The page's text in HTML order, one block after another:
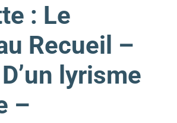
: Le
Recueil –
lyrisme
–